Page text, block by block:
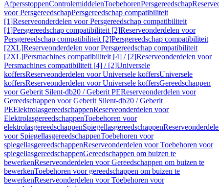
AfpersstoppenControlemiddelenToebehorenPersgereedschap
voor PersgereedschapPersgereedschap compatibiliteit
[1]Reserveonderdelen voor Persgereedschap compatibiliteit
[1]Persgereedschap compatibiliteit [2]Reserveonderdelen voor
Persgereedschap compatibiliteit [2]Persgereedschap compatibiliteit
[2XL]Reserveonderdelen voor Persgereedschap compatibiliteit
[2XL]Persmachines compatibiliteit [4] / [2]Reserveonderdelen voor
Persmachines compatibiliteit [4] / [2]Universele
koffersReserveonderdelen voor Universele koffersUniversele
koffersReserveonderdelen voor Universele koffersGereedschappen
voor Geberit Silent-db20 / Geberit PEReserveonderdelen voor
Gereedschappen voor Geberit Silent-db20 / Geberit
PEElektrolasgereedschappenReserveonderdelen voor
ElektrolasgereedschappenToebehoren voor
elektrolasgereedschappenSpiegellasgereedschappen
voor SpiegellasgereedschappenToebehoren voor
spiegellasgereedschappenReserveonderdelen voor Toebehoren voor
spiegellasgereedschappenGereedschappen om buizen te
bewerkenReserveonderdelen voor Gereedschappen om buizen te
bewerkenToebehoren voor gereedschappen om buizen te
bewerkenReserveonderdelen voor Toebehoren voor